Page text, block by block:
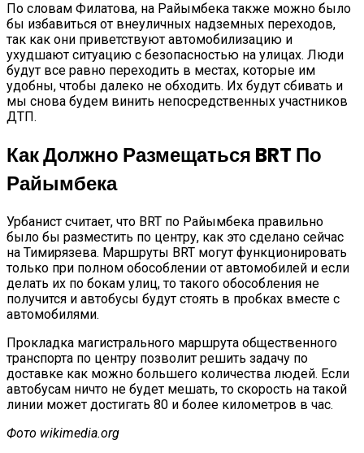
По словам Филатова, на Райымбека также можно было
бы избавиться от внеуличных надземных переходов,
так как они приветствуют автомобилизацию и
ухудшают ситуацию с безопасностью на улицах. Люди
будут все равно переходить в местах, которые им
удобны, чтобы далеко не обходить. Их будут сбивать и
мы снова будем винить непосредственных участников
ДТП.
Как Должно Размещаться BRT По
Райымбека
Урбанист считает, что BRT по Райымбека правильно
было бы разместить по центру, как это сделано сейчас
на Тимирязева. Маршруты BRT могут функционировать
только при полном обособлении от автомобилей и если
делать их по бокам улиц, то такого обособления не
получится и автобусы будут стоять в пробках вместе с
автомобилями.
Прокладка магистрального маршрута общественного
транспорта по центру позволит решить задачу по
доставке как можно большего количества людей. Если
автобусам ничто не будет мешать, то скорость на такой
линии может достигать 80 и более километров в час.
Фото wikimedia.org